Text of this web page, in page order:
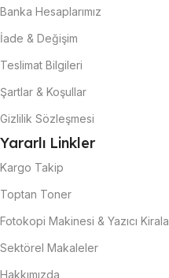
Banka Hesaplarımız
İade & Değişim
Teslimat Bilgileri
Şartlar & Koşullar
Gizlilik Sözleşmesi
Yararlı Linkler
Kargo Takip
Toptan Toner
Fotokopi Makinesi & Yazıcı Kirala
Sektörel Makaleler
Hakkımızda